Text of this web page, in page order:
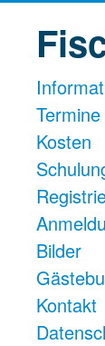
Termine
Kosten
Bilder
Kontakt